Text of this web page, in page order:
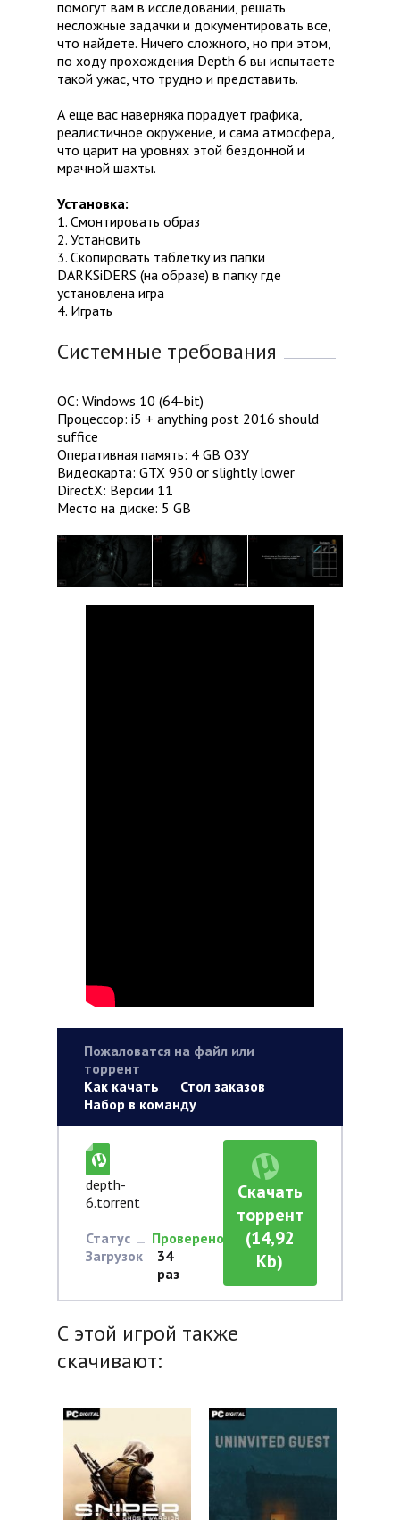
помогут вам в исследовании, решать
несложные задачки и документировать все,
что найдете. Ничего сложного, но при этом,
по ходу прохождения Depth 6 вы испытаете
такой ужас, что трудно и представить.
А еще вас наверняка порадует графика,
реалистичное окружение, и сама атмосфера,
что царит на уровнях этой бездонной и
мрачной шахты.
Установка:
1. Смонтировать образ
2. Установить
3. Скопировать таблетку из папки
DARKSiDERS (на образе) в папку где
установлена игра
4. Играть
Системные требования
ОС: Windows 10 (64-bit)
Процессор: i5 + anything post 2016 should
suffice
Оперативная память: 4 GB ОЗУ
Видеокарта: GTX 950 or slightly lower
DirectX: Версии 11
Место на диске: 5 GB
Пожаловатся на файл или
торрент
Как качать
Стол заказов
Набор в команду
depth-
6.torrent
Статус
Проверено
Загрузок
34
раз
Скачать
торрент
(14,92
Kb)
С этой игрой также
скачивают: